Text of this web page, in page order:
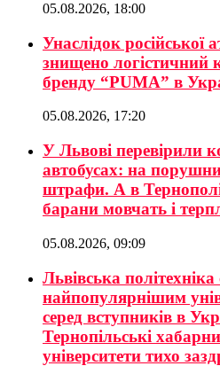
05.08.2026, 18:00
Унаслідок російської
знищено логістичний
бренду “PUMA” в
05.08.2026, 17:20
У Львові перевірили
автобусах: на
штрафи. А в
барани мовчать і
05.08.2026, 09:09
Львівська політехніка
найпопулярнішим
серед вступників в
Тернопільські
університети тихо